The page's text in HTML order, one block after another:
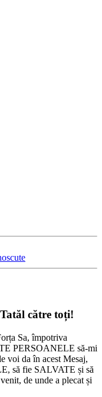
către toți!
Sa, împotriva
PERSOANELE să-mi
voi da în acest Mesaj,
să fie SALVATE și să
de unde a plecat și